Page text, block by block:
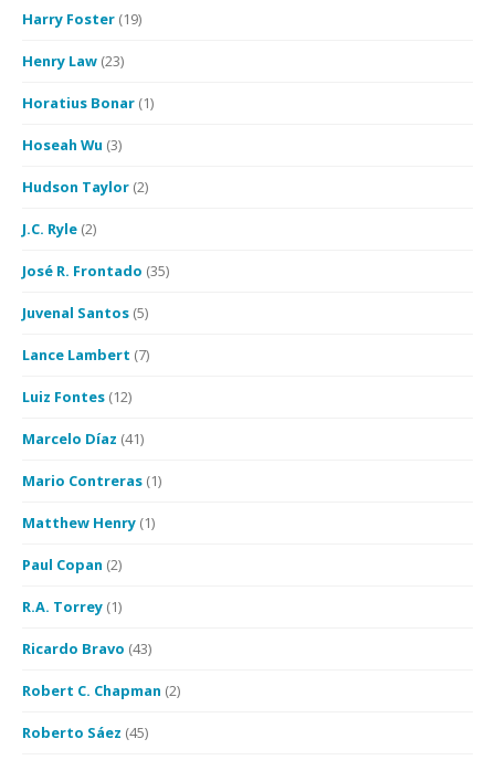
Harry Foster (19)
Henry Law (23)
Horatius Bonar (1)
Hoseah Wu (3)
Hudson Taylor (2)
J.C. Ryle (2)
José R. Frontado (35)
Juvenal Santos (5)
Lance Lambert (7)
Luiz Fontes (12)
Marcelo Díaz (41)
Mario Contreras (1)
Matthew Henry (1)
Paul Copan (2)
R.A. Torrey (1)
Ricardo Bravo (43)
Robert C. Chapman (2)
Roberto Sáez (45)